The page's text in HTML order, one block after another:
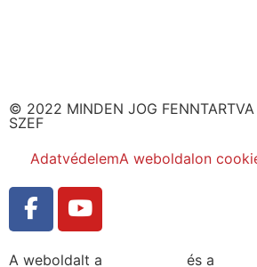
© 2022 MINDEN JOG
SZEF
AdatvédelemA weboldalon
A weboldalt a és a